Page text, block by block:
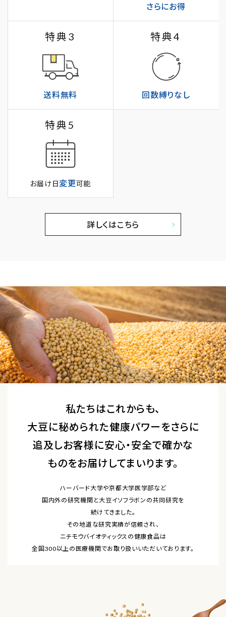
さらにお得
特典3
送料無料
特典4
回数縛りなし
特典5
お届け日変更可能
詳しくはこちら
私たちはこれからも、
大豆に秘められた健康パワーをさらに
追及しお客様に安心・安全で確かな
ものをお届けしてまいります。
ハーバード大学や京都大学医学部など
国内外の研究機関と大豆イソフラボンの共同研究を
続けてきました。
その地道な研究実績が信頼され、
ニチモウバイオティックスの健康食品は
全国300以上の医療機関でお取り扱いいただいております。